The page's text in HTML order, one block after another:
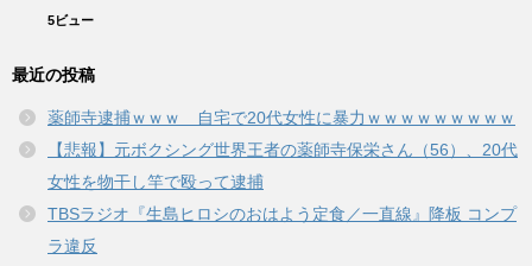
5ビュー
最近の投稿
薬師寺逮捕ｗｗｗ 自宅で20代女性に暴力ｗｗｗｗｗｗｗｗｗ
【悲報】元ボクシング世界王者の薬師寺保栄さん（56）、20代
女性を物干し竿で殴って逮捕
TBSラジオ『生島ヒロシのおはよう定食／一直線』降板 コンプ
ラ違反